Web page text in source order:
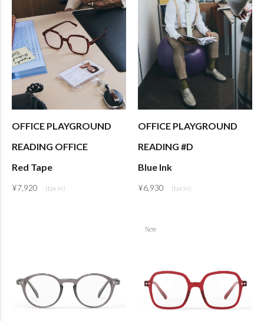
OFFICE PLAYGROUND
READING OFFICE
Red Tape
¥7,920
OFFICE PLAYGROUND
READING #D
Blue Ink
¥6,930